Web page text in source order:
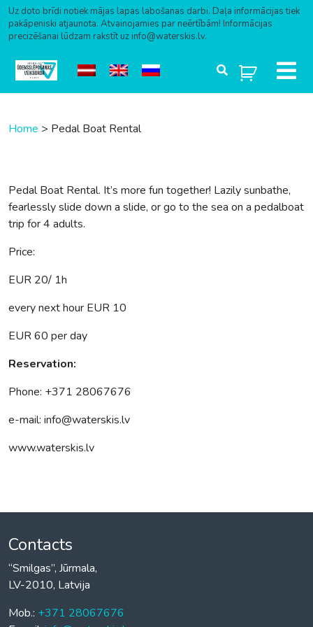
Uz doto brīdi notiek mājas lapas labošanas darbi. Daļa informācijas tiek
pakāpeniski atjaunota. Atvainojamies par neērtībām! Informācijas
precizēšanai lūdzam rakstīt uz info@waterskis.lv.
Home > Pedal Boat Rental
Pedal Boat Rental. It’s more fun together! Lazily sunbathe,
fearlessly slide down a slide, or go to the sea on a pedalboat
trip for 4 adults.
Price:
EUR 20/ 1h
every next hour EUR 10
EUR 60 per day
Reservation:
Phone: +371 28067676
e-mail: info@waterskis.lv
www.waterskis.lv
Contacts
“Smilgas”, Jūrmala,
LV-2010, Latvija
Mob.: +371 28067676